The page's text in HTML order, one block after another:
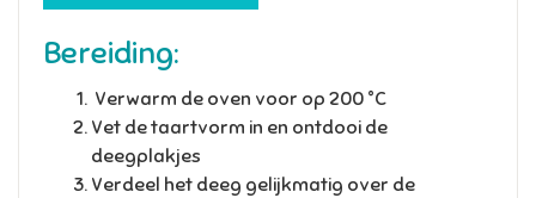
Bereiding:
Verwarm de oven voor op 200 °C
Vet de taartvorm in en ontdooi de
deegplakjes
Verdeel het deeg gelijkmatig over de